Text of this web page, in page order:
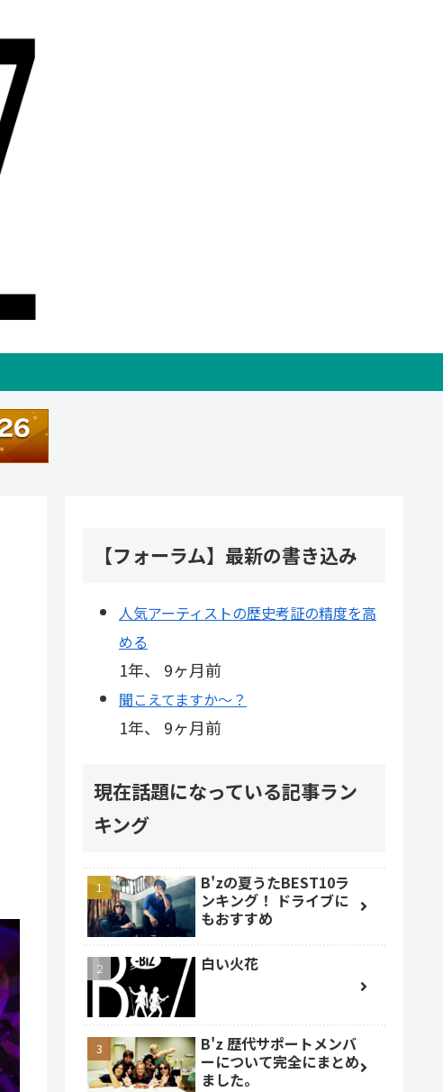
【フォーラム】最新の書き込み
人気アーティストの歴史考証の精度を高
める
1年、 9ヶ月前
聞こえてますか～？
1年、 9ヶ月前
現在話題になっている記事ラン
キング
B'zの夏うたBEST10ラ
ンキング！ ドライブに
もおすすめ
白い火花
B'z 歴代サポートメンバ
ーについて完全にまとめ
ました。